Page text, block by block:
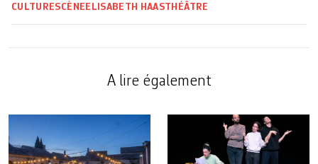
CULTURESCÈNE ELISABETH HAASTHÉÂTRE
A lire également